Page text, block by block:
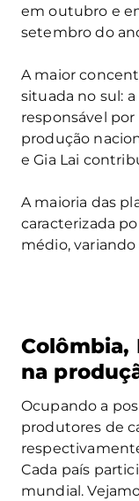
em outubro e
setembro do
A maior
situada no sul:
responsável
produção
e Gia Lai
A maioria das
caracterizada
médio, variando
Colômbia,
na
Ocupando a
produtores de
Cada país
mundial.